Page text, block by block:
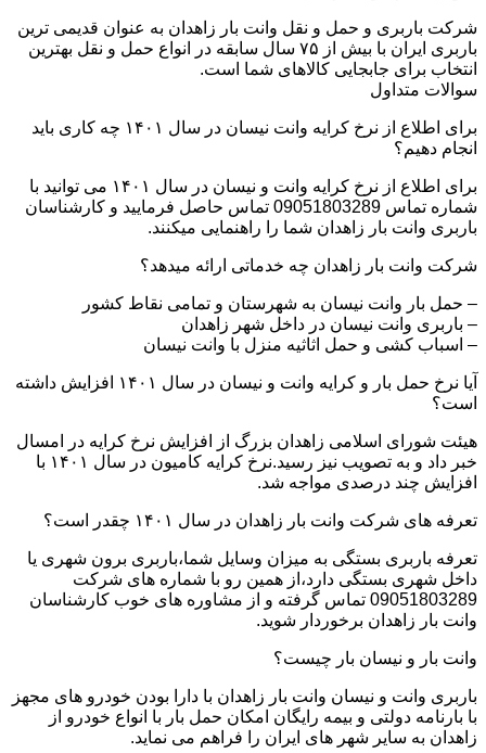
شرکت باربری و حمل و نقل وانت بار زاهدان به عنوان قدیمی ترین
باربری ایران با بیش از ۷۵ سال سابقه در انواع حمل و نقل بهترین
انتخاب برای جابجایی کالاهای شما است.
سوالات متداول
برای اطلاع از نرخ کرایه وانت نیسان در سال ۱۴۰۱ چه کاری باید
انجام دهیم؟
برای اطلاع از نرخ کرایه وانت و نیسان در سال ۱۴۰۱ می توانید با
شماره تماس 09051803289 تماس حاصل فرمایید و کارشناسان
باربری وانت بار زاهدان شما را راهنمایی میکنند.
شرکت وانت بار زاهدان چه خدماتی ارائه میدهد؟
– حمل بار وانت نیسان به شهرستان و تمامی نقاط کشور
– باربری وانت نیسان در داخل شهر زاهدان
– اسباب کشی و حمل اثاثیه منزل با وانت نیسان
آیا نرخ حمل بار و کرایه وانت و نیسان در سال ۱۴۰۱ افزایش داشته
است؟
هیئت شورای اسلامی زاهدان بزرگ از افزایش نرخ کرایه در امسال
خبر داد و به تصویب نیز رسید.نرخ کرایه کامیون در سال ۱۴۰۱ با
افزایش چند درصدی مواجه شد.
تعرفه های شرکت وانت بار زاهدان در سال ۱۴۰۱ چقدر است؟
تعرفه باربری بستگی به میزان وسایل شما،باربری برون شهری یا
داخل شهری بستگی دارد،از همین رو با شماره های شرکت
09051803289 تماس گرفته و از مشاوره های خوب کارشناسان
وانت بار زاهدان برخوردار شوید.
وانت بار و نیسان بار چیست؟
باربری وانت و نیسان وانت بار زاهدان با دارا بودن خودرو های مجهز
با بارنامه دولتی و بیمه رایگان امکان حمل بار با انواع خودرو از
زاهدان به سایر شهر های ایران را فراهم می نماید.